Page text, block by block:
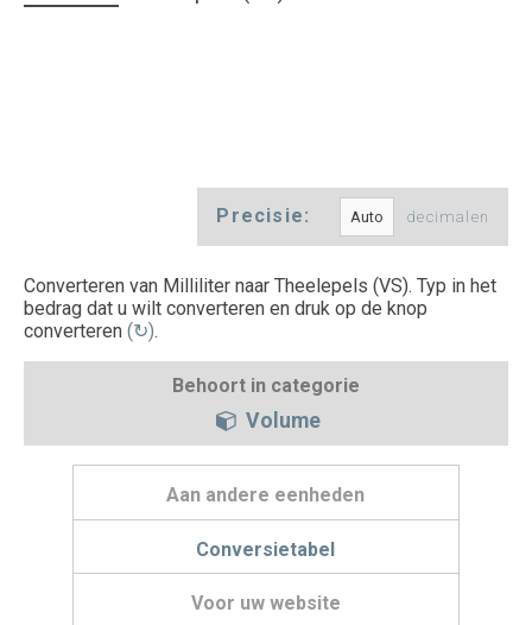
Precisie: decimalen
Converteren van Milliliter naar Theelepels (VS). Typ in het
bedrag dat u wilt converteren en druk op de knop
converteren (↻).
Behoort in categorie
Volume
Aan andere eenheden
Conversietabel
Voor uw website